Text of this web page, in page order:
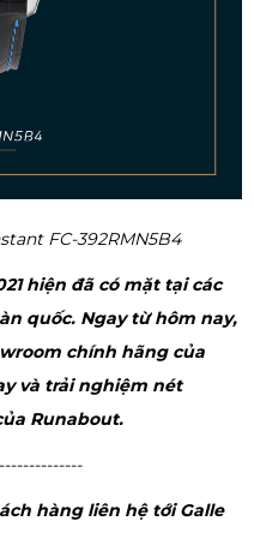
FC-392RMN5B4
hiện đã có mặt tại các
quốc. Ngay từ hôm nay,
chính hãng của
và trải nghiệm nét
Runabout.
hàng liên hệ tới Galle